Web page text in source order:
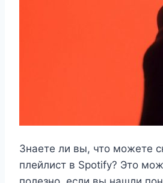
Знаете ли вы, что можете
плейлист в Spotify? Это